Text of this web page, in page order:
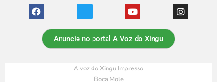
Anuncie no portal A Voz do Xingu
A voz do Xingu Impresso
Boca Mole